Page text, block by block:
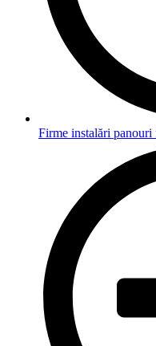
Firme instalări